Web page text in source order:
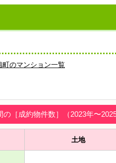
町のマンション一覧
［成約物件数］（2023年〜2025
土地